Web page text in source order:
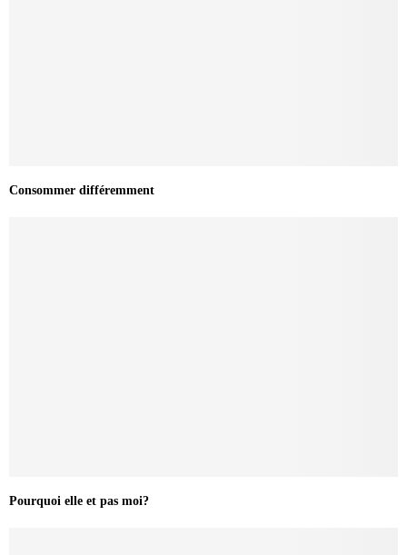
Consommer différemment
Pourquoi elle et pas moi?